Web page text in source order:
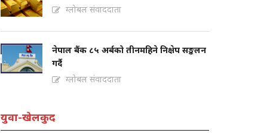
ग्लोबल संवाददाता
नेपाल बैंक ८५ अर्बको तीनमहिने निक्षेप सङ्कलन
गर्दै
ग्लोबल संवाददाता
युवा-खेलकुद